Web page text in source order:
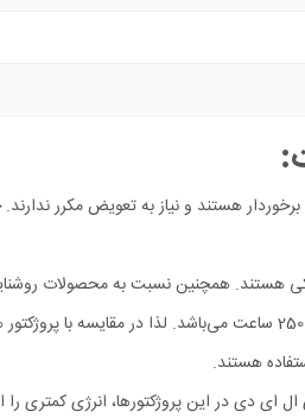
طول عمر این محصول بیشتر از 25000 ساعت
هستند.
ال ای دی در این پروژکتورها، انرژی کمتری